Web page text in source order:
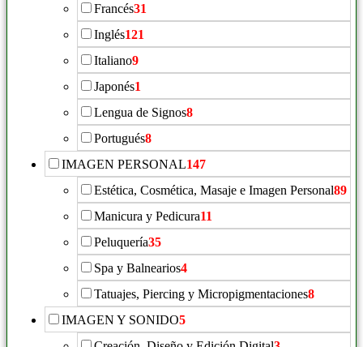
Francés31
Inglés121
Italiano9
Japonés1
Lengua de Signos8
Portugués8
IMAGEN PERSONAL147
Estética, Cosmética, Masaje e Imagen Personal89
Manicura y Pedicura11
Peluquería35
Spa y Balnearios4
Tatuajes, Piercing y Micropigmentaciones8
IMAGEN Y SONIDO5